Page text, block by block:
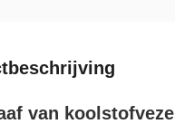
van